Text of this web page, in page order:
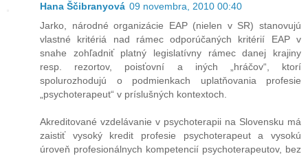
Hana Ščibranyová 09 novembra, 2010 00:40
Jarko, národné organizácie EAP (nielen v SR) stanovujú
vlastné kritériá nad rámec odporúčaných kritérií EAP v
snahe zohľadniť platný legislatívny rámec danej krajiny
resp. rezortov, poisťovní a iných „hráčov“, ktorí
spolurozhodujú o podmienkach uplatňovania profesie
„psychoterapeut“ v príslušných kontextoch.
Akreditované vzdelávanie v psychoterapii na Slovensku má
zaistiť vysoký kredit profesie psychoterapeut a vysokú
úroveň profesionálnych kompetencií psychoterapeutov, bez